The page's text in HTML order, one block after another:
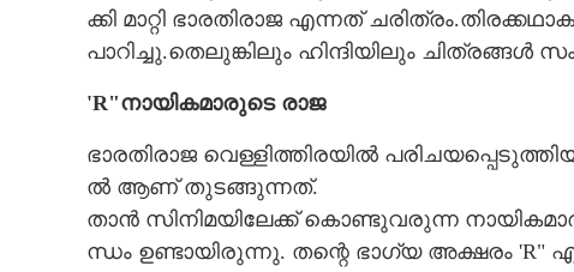
ക്കി​ ​മാ​റ്റി​ ​ഭാ​ര​തി​രാ​ജ​ ​എ​ന്ന​ത്
​പാ​റി​ച്ചു.തെലുങ്കിലും ഹിന്ദിയിലും ചിത്രങ്ങൾ
'R"നാ​യി​ക​മാ​രു​ടെ രാ​ജ
ഭാ​ര​തി​രാ​ജ​ ​വെ​ള്ളി​ത്തി​ര​യി​ൽ​
ൽ​ ​ആ​ണ് ​തു​ട​ങ്ങു​ന്ന​ത്.
താ​ൻ​ ​സി​നി​മ​യി​ലേ​ക്ക് ​കൊ​ണ്ടു​വ​രു​ന്ന​
ന്ധം​ ​ഉ​ണ്ടാ​യി​രു​ന്നു.​ ​ത​ന്റെ​ ​ഭാ​ഗ്യ​ ​അ​ക്ഷ​രം​ ​'​R​"​